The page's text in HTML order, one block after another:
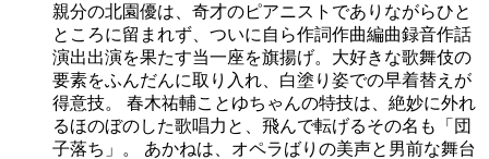
親分の北園優は、奇才のピアニストでありながらひと
ところに留まれず、ついに自ら作詞作曲編曲録音作話
演出出演を果たす当一座を旗揚げ。大好きな歌舞伎の
要素をふんだんに取り入れ、白塗り姿での早着替えが
得意技。 春木祐輔ことゆちゃんの特技は、絶妙に外れ
るほのぼのした歌唱力と、飛んで転げるその名も「団
子落ち」。 あかねは、オペラばりの美声と男前な舞台